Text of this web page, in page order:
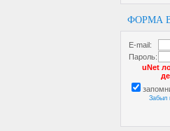
ФОРМА
E-mail:
Пароль:
uNet
Забыл